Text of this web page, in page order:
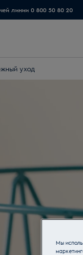
линии 0 800 50 80 20
уход
Мы